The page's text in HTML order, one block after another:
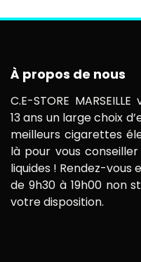
À propos de nous
C.E-STORE
13 ans un large choix
meilleurs cigarettes
là pour vous
liquides ! Rendez-vous
de 9h30 à 19h00 non
votre disposition.